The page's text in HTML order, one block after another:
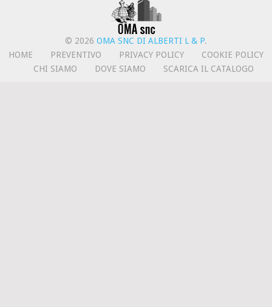
© 2026 OMA SNC DI ALBERTI L & P.
HOME
PREVENTIVO PRIVACY POLICY
COOKIE POLICY
CHI SIAMO
DOVE SIAMO SCARICA IL CATALOGO